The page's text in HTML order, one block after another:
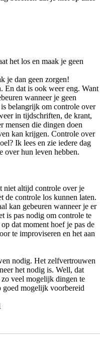
het los en maak je geen
je dan geen zorgen!
En dat is ook weer eng. Want
wanneer je geen
belangrijk om controle over
in tijdschriften, de krant,
mensen die dingen doen
kan krijgen. Controle over
Ik lees en zie iedere dag
over hun leven hebben.
niet altijd controle over je
de controle los kunnen laten.
kan gebeuren wanneer je er
is pas nodig om controle te
dat moment hoef je pas de
te improviseren en het aan
nodig. Het zelfvertrouwen
het nodig is. Well, dat
veel mogelijk dingen te
goed mogelijk voorbereid